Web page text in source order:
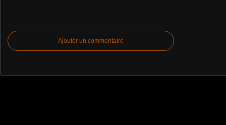
Ajouter un commentaire